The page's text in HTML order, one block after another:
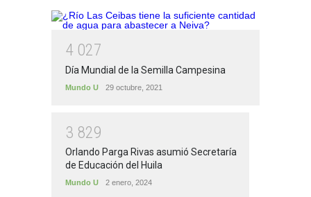
4 027
Día Mundial de la Semilla Campesina
Mundo U 29 octubre, 2021
3 829
Orlando Parga Rivas asumió Secretaría
de Educación del Huila
Mundo U 2 enero, 2024